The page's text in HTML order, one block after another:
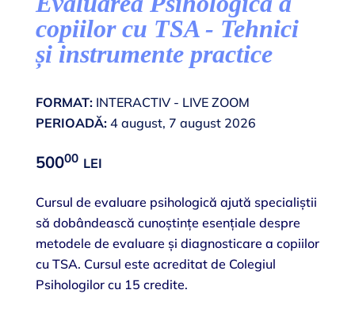
copiilor cu TSA - Tehnici
și instrumente practice
FORMAT:INTERACTIV - LIVE ZOOM
PERIOADĂ:4 august, 7 august 2026
50000 LEI
Cursul de evaluare psihologică ajută specialiștii
să dobândească cunoștințe esențiale despre
metodele de evaluare și diagnosticare a copiilor
cu TSA. Cursul este acreditat de Colegiul
Psihologilor cu 15 credite.